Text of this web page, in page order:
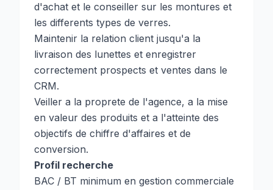
d'achat et le conseiller sur les montures et
les differents types de verres.
Maintenir la relation client jusqu'a la
livraison des lunettes et enregistrer
correctement prospects et ventes dans le
CRM.
Veiller a la proprete de l'agence, a la mise
en valeur des produits et a l'atteinte des
objectifs de chiffre d'affaires et de
conversion.
Profil recherche
BAC / BT minimum en gestion commerciale